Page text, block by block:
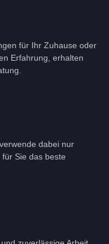
für Ihr Zuhause oder
Erfahrung, erhalten
dabei nur
Sie das beste